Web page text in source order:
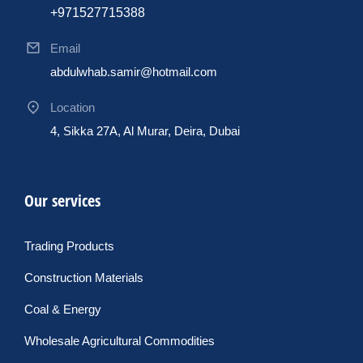
+971527715388
Email
abdulwhab.samir@hotmail.com
Location
4, Sikka 27A, Al Murar, Deira, Dubai
Our services
Trading Products
Construction Materials
Coal & Energy
Wholesale Agricultural Commodities